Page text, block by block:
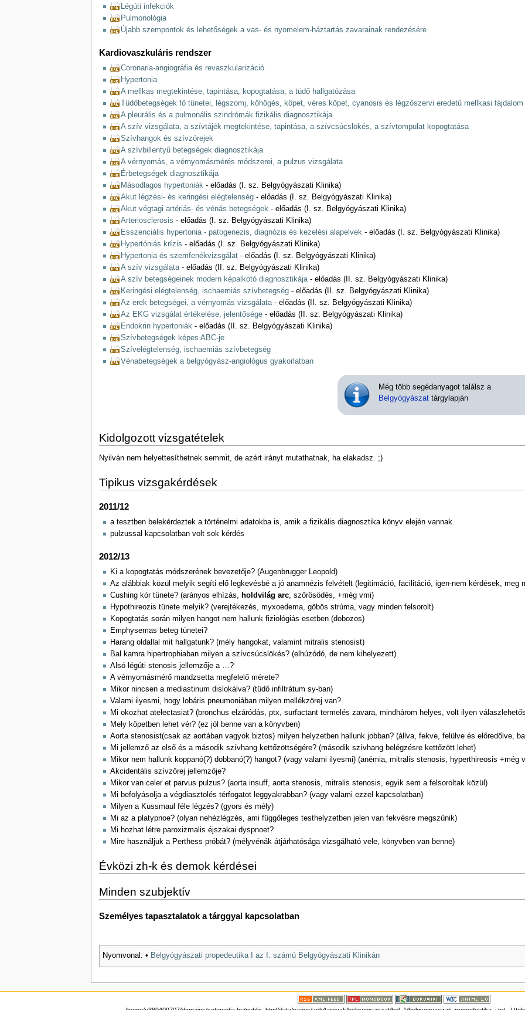
Légúti infekciók
Pulmonológia
Újabb szempontok és lehetőségek a vas- és nyomelem-háztartás zavarainak rendezésére
Kardiovaszkuláris rendszer
Coronaria-angiográfia és revaszkularizáció
Hypertonia
A mellkas megtekintése, tapintása, kopogtatása, a tüdő hallgatózása
Tüdőbetegségek fő tünetei, légszomj, köhögés, köpet, véres köpet, cyanosis és légzőszervi eredetű mellkasi fájdalom
A pleurális és a pulmonális szindrómák fizikális diagnosztikája
A szív vizsgálata, a szívtájék megtekintése, tapintása, a szívcsúcslökés, a szívtompulat kopogtatása
Szívhangok és szívzörejek
A szívbillentyű betegségek diagnosztikája
A vérnyomás, a vérnyomásmérés módszerei, a pulzus vizsgálata
Érbetegségek diagnosztikája
Másodlagos hypertoniák- előadás (I. sz. Belgyógyászati Klinika)
Akut légzési- és keringési elégtelenség- előadás (I. sz. Belgyógyászati Klinika)
Akut végtagi artériás- és vénás betegségek- előadás (I. sz. Belgyógyászati Klinika)
Arteriosclerosis - előadás (I. sz. Belgyógyászati Klinika)
Esszenciális hypertonia - patogenezis, diagnózis és kezelési alapelvek- előadás (I. sz. Belgyógyászati Klinika)
Hypertóniás krízis - előadás (I. sz. Belgyógyászati Klinika)
Hypertonia és szemfenékvizsgálat- előadás (I. sz. Belgyógyászati Klinika)
A szív vizsgálata- előadás (II. sz. Belgyógyászati Klinika)
A szív betegségeinek modern képalkotó diagnosztikája- előadás (II. sz. Belgyógyászati Klinika)
Keringési elégtelenség, ischaemiás szívbetegség- előadás (II. sz. Belgyógyászati Klinika)
Az erek betegségei, a vérnyomás vizsgálata- előadás (II. sz. Belgyógyászati Klinika)
Az EKG vizsgálat értékelése, jelentősége- előadás (II. sz. Belgyógyászati Klinika)
Endokrin hypertoniák- előadás (II. sz. Belgyógyászati Klinika)
Szívbetegségek képes ABC-je
Szívelégtelenség, ischaemiás szívbetegség
Vénabetegségek a belgyógyász-angiológus gyakorlatban
Még több segédanyagot találsz a
Belgyógyászattárgylapján
Kidolgozott vizsgatételek
Nyilván nem helyettesíthetnek semmit, de azért irányt mutathatnak, ha elakadsz. ;)
Tipikus vizsgakérdések
2011/12
a tesztben belekérdeztek a történelmi adatokba is, amik a fizikális diagnosztika könyv elején vannak.
pulzussal kapcsolatban volt sok kérdés
2012/13
Ki a kopogtatás módszerének bevezetője? (Augenbrugger Leopold)
Az alábbiak közül melyik segíti elő legkevésbé a jó anamnézis felvételt (legitimáció, facilitáció, igen-nem kérdések, meg
Cushing kór tünete? (arányos elhízás,
holdvilág arc, szőrösödés, +még vmi)
Hypothireozis tünete melyik? (verejtékezés, myxoedema, göbös strúma, vagy minden felsorolt)
Kopogtatás során milyen hangot nem hallunk fiziológiás esetben (dobozos)
Emphysemas beteg tünetei?
Harang oldallal mit hallgatunk? (mély hangokat, valamint mitralis stenosist)
Bal kamra hipertrophiaban milyen a szívcsúcslökés? (elhúzódó, de nem kihelyezett)
Alsó légúti stenosis jellemzője a …?
A vérnyomásmérő mandzsetta megfelelő mérete?
Mikor nincsen a mediastinum dislokálva? (tüdő infiltrátum sy-ban)
Valami ilyesmi, hogy lobáris pneumoniában milyen mellékzörej van?
Mi okozhat atelectasiat? (bronchus elzáródás, ptx, surfactant termelés zavara, mindhárom helyes, volt ilyen
Mely köpetben lehet vér? (ez jól benne van a könyvben)
Aorta stenosist(csak az aortában vagyok biztos) milyen helyzetben hallunk jobban? (állva, fekve, felülve és előredőlve,
Mi jellemző az első és a második szívhang kettőzöttségére? (második szívhang belégzésre kettőzött lehet)
Mikor nem hallunk koppanó(?) dobbanó(?) hangot? (vagy valami ilyesmi) (anémia, mitralis stenosis, hyperthireosis +még
Akcidentális szívzörej jellemzője?
Mikor van celer et parvus pulzus? (aorta insuff, aorta stenosis, mitralis stenosis, egyik sem a felsoroltak közül)
Mi befolyásolja a végdiasztolés térfogatot leggyakrabban? (vagy valami ezzel kapcsolatban)
Milyen a Kussmaul féle légzés? (gyors és mély)
Mi az a platypnoe? (olyan nehézlégzés, ami függőleges testhelyzetben jelen van fekvésre megszűnik)
Mi hozhat létre paroxizmalis éjszakai dyspnoet?
Mire használjuk a Perthess próbát? (mélyvénák átjárhatósága vizsgálható vele, könyvben van benne)
Évközi zh-k és demok kérdései
Minden szubjektív
Személyes tapasztalatok a tárggyal kapcsolatban
Nyomvonal: • Belgyógyászati propedeutika I az I. számú Belgyógyászati Klinikán